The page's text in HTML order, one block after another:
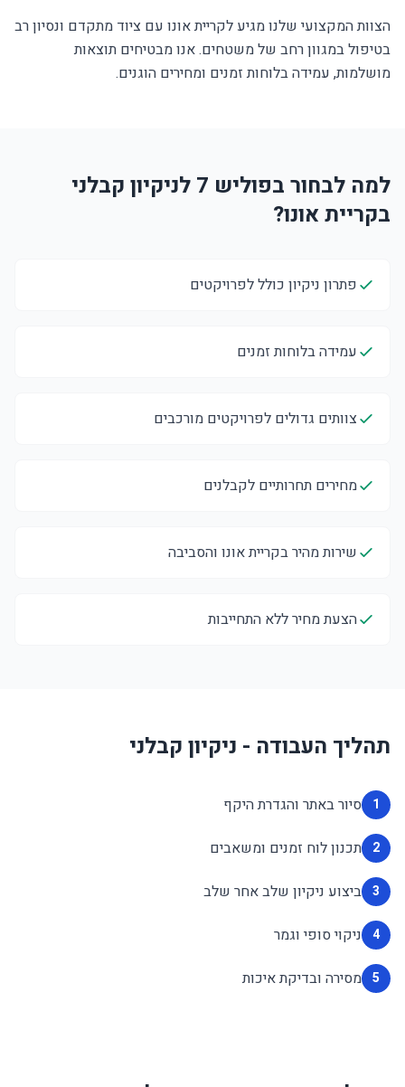
הצוות המקצועי שלנו מגיע לקריית אונו עם ציוד מתקדם ונסיון רב
בטיפול במגוון רחב של משטחים. אנו מבטיחים תוצאות
מושלמות, עמידה בלוחות זמנים ומחירים הוגנים.
למה לבחור בפוליש 7 לניקיון קבלני
בקריית אונו?
פתרון ניקיון כולל לפרויקטים
עמידה בלוחות זמנים
צוותים גדולים לפרויקטים מורכבים
מחירים תחרותיים לקבלנים
שירות מהיר בקריית אונו והסביבה
הצעת מחיר ללא התחייבות
תהליך העבודה - ניקיון קבלני
1 סיור באתר והגדרת היקף
2 תכנון לוח זמנים ומשאבים
3 ביצוע ניקיון שלב אחר שלב
4 ניקוי סופי וגמר
5 מסירה ובדיקת איכות